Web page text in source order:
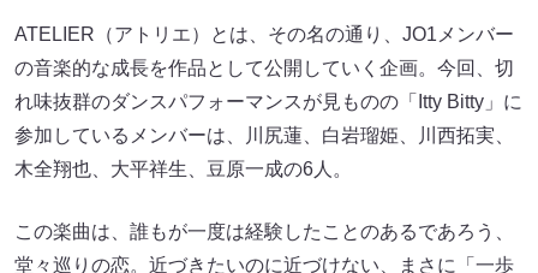
ATELIER（アトリエ）とは、その名の通り、JO1メンバー
の音楽的な成長を作品として公開していく企画。今回、切
れ味抜群のダンスパフォーマンスが見ものの「Itty Bitty」に
参加しているメンバーは、川尻蓮、白岩瑠姫、川西拓実、
木全翔也、大平祥生、豆原一成の6人。
この楽曲は、誰もが一度は経験したことのあるであろう、
堂々巡りの恋。近づきたいのに近づけない、まさに「一歩